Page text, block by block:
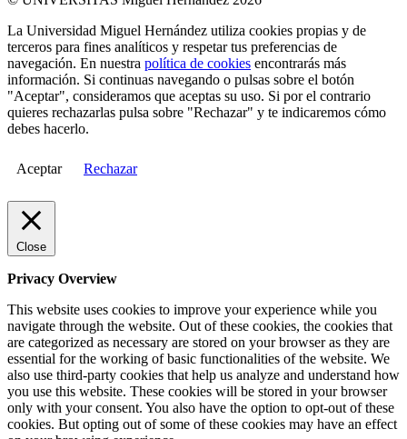
La Universidad Miguel Hernández utiliza cookies propias y de
terceros para fines analíticos y respetar tus preferencias de
navegación. En nuestra política de cookies encontrarás más
información. Si continuas navegando o pulsas sobre el botón
"Aceptar", consideramos que aceptas su uso. Si por el contrario
quieres rechazarlas pulsa sobre "Rechazar" y te indicaremos cómo
debes hacerlo.
Aceptar Rechazar
Close
Privacy Overview
This website uses cookies to improve your experience while you
navigate through the website. Out of these cookies, the cookies that
are categorized as necessary are stored on your browser as they are
essential for the working of basic functionalities of the website. We
also use third-party cookies that help us analyze and understand how
you use this website. These cookies will be stored in your browser
only with your consent. You also have the option to opt-out of these
cookies. But opting out of some of these cookies may have an effect